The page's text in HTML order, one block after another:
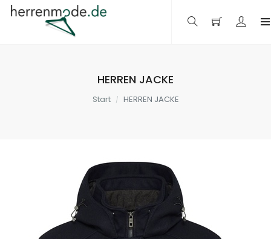
HERREN JACKE
Start HERREN JACKE